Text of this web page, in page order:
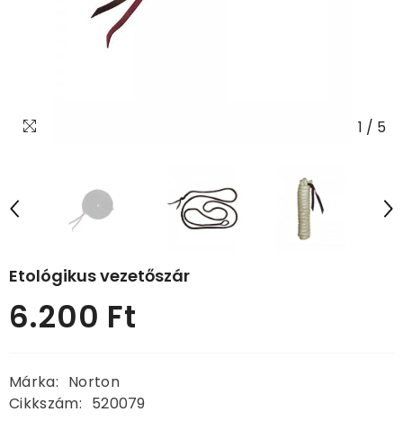
1 / 5
Etológikus vezetőszár
Normál
ár
6.200 Ft
Márka: Norton
Cikkszám: 520079